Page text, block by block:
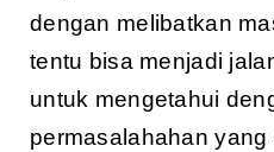
dengan melibatkan
tentu bisa menjadi
untuk mengetahui
permasalahahan yang